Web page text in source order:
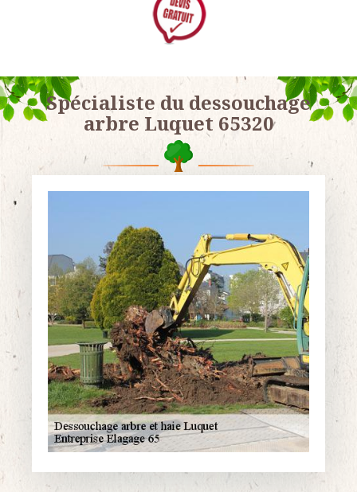
Spécialiste du dessouchage
arbre Luquet 65320